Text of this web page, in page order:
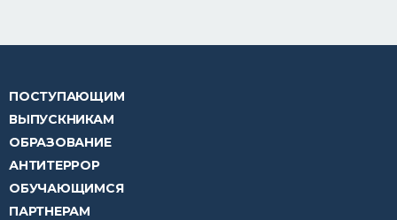
ПОСТУПАЮЩИМ
ВЫПУСКНИКАМ
ОБРАЗОВАНИЕ
АНТИТЕРРОР
ОБУЧАЮЩИМСЯ
ПАРТНЕРАМ